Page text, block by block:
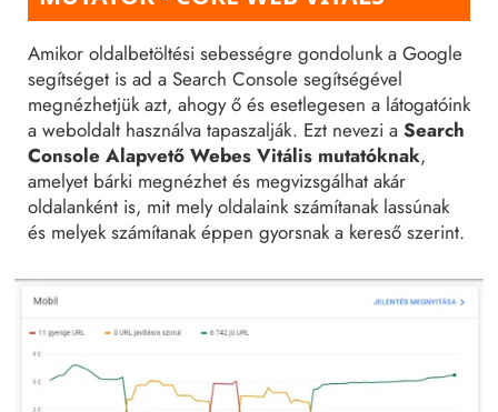
Amikor oldalbetöltési sebességre gondolunk a Google
segítséget is ad a Search Console segítségével
megnézhetjük azt, ahogy ő és esetlegesen a látogatóink
a weboldalt használva tapaszalják. Ezt nevezi a Search
Console Alapvető Webes Vitális mutatóknak,
amelyet bárki megnézhet és megvizsgálhat akár
oldalanként is, mit mely oldalaink számítanak lassúnak
és melyek számítanak éppen gyorsnak a kereső szerint.